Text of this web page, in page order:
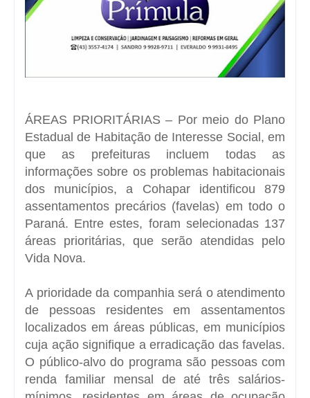
ÁREAS PRIORITÁRIAS – Por meio do Plano
Estadual de Habitação de Interesse Social, em
que as prefeituras incluem todas as
informações sobre os problemas habitacionais
dos municípios, a Cohapar identificou 879
assentamentos precários (favelas) em todo o
Paraná. Entre estes, foram selecionadas 137
áreas prioritárias, que serão atendidas pelo
Vida Nova.
A prioridade da companhia será o atendimento
de pessoas residentes em assentamentos
localizados em áreas públicas, em municípios
cuja ação signifique a erradicação das favelas.
O público-alvo do programa são pessoas com
renda familiar mensal de até três salários-